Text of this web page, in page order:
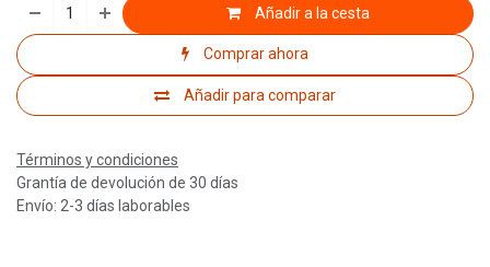
Añadir a la cesta
Comprar ahora
Añadir para comparar
Términos y condiciones
Grantía de devolución de 30 días
Envío: 2-3 días laborables